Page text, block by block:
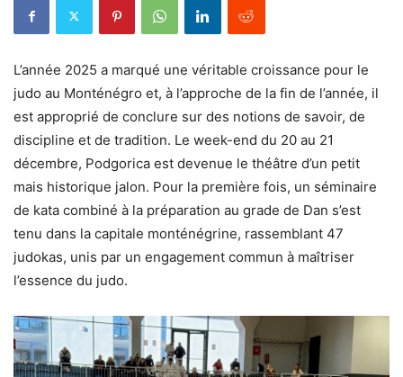
L’année 2025 a marqué une véritable croissance pour le
judo au Monténégro et, à l’approche de la fin de l’année, il
est approprié de conclure sur des notions de savoir, de
discipline et de tradition. Le week-end du 20 au 21
décembre, Podgorica est devenue le théâtre d’un petit
mais historique jalon. Pour la première fois, un séminaire
de kata combiné à la préparation au grade de Dan s’est
tenu dans la capitale monténégrine, rassemblant 47
judokas, unis par un engagement commun à maîtriser
l’essence du judo.